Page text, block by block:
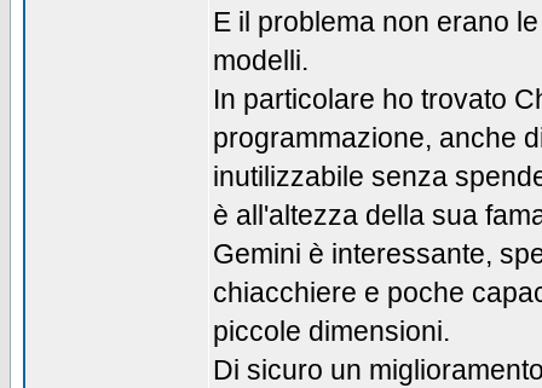
E il problema non erano
modelli.
In particolare ho trovato
programmazione, anche
inutilizzabile senza
è all'altezza della sua
Gemini è interessante,
chiacchiere e poche
piccole dimensioni.
Di sicuro un